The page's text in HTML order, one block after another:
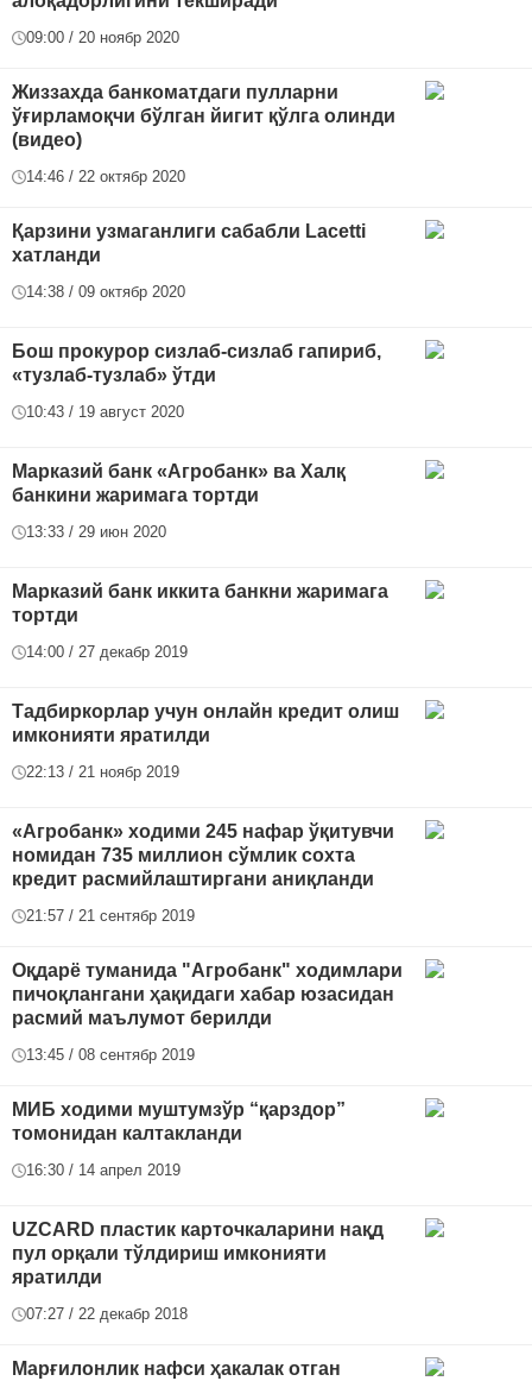
09:00 / 20 ноябр 2020
Жиззахда банкоматдаги пулларни
ўғирламоқчи бўлган йигит қўлга олинди
(видео)
14:46 / 22 октябр 2020
Қарзини узмаганлиги сабабли Lacetti
хатланди
14:38 / 09 октябр 2020
Бош прокурор сизлаб-сизлаб гапириб,
«тузлаб-тузлаб» ўтди
10:43 / 19 август 2020
Марказий банк «Агробанк» ва Халқ
банкини жаримага тортди
13:33 / 29 июн 2020
Марказий банк иккита банкни жаримага
тортди
14:00 / 27 декабр 2019
Тадбиркорлар учун онлайн кредит олиш
имконияти яратилди
22:13 / 21 ноябр 2019
«Агробанк» ходими 245 нафар ўқитувчи
номидан 735 миллион сўмлик сохта
кредит расмийлаштиргани аниқланди
21:57 / 21 сентябр 2019
Оқдарё туманида "Агробанк" ходимлари
пичоқлангани ҳақидаги хабар юзасидан
расмий маълумот берилди
13:45 / 08 сентябр 2019
МИБ ходими муштумзўр “қарздор”
томонидан калтакланди
16:30 / 14 апрел 2019
UZCARD пластик карточкаларини нақд
пул орқали тўлдириш имконияти
яратилди
07:27 / 22 декабр 2018
Марғилонлик нафси ҳакалак отган